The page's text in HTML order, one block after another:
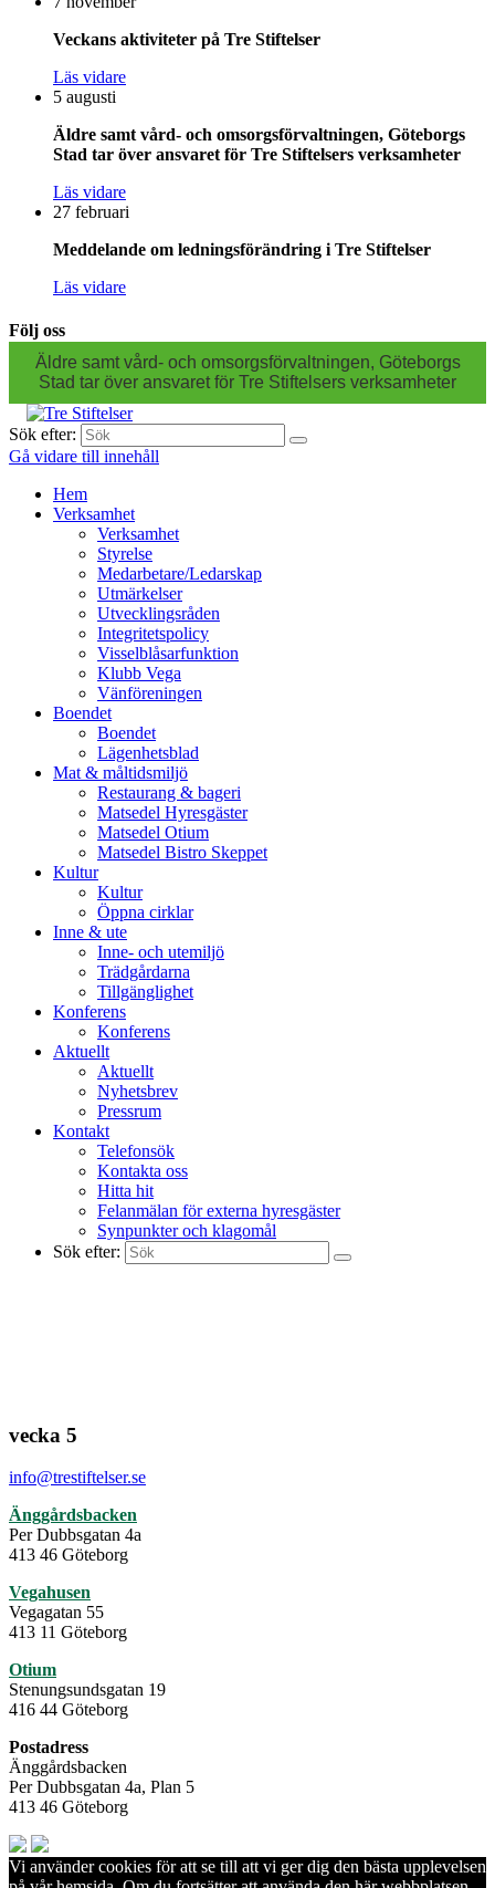
Veckans aktiviteter på Tre Stiftelser
Läs vidare
5 augusti
Äldre samt vård- och omsorgsförvaltningen, Göteborgs
Stad tar över ansvaret för Tre Stiftelsers verksamheter
Läs vidare
27 februari
Meddelande om ledningsförändring i Tre Stiftelser
Läs vidare
Följ oss
Äldre samt vård- och omsorgsförvaltningen, Göteborgs
Stad tar över ansvaret för Tre Stiftelsers verksamheter
Sök efter:
Gå vidare till innehåll
Hem
Verksamhet
Verksamhet
Styrelse
Medarbetare/Ledarskap
Utmärkelser
Utvecklingsråden
Integritetspolicy
Visselblåsarfunktion
Klubb Vega
Vänföreningen
Boendet
Boendet
Lägenhetsblad
Mat & måltidsmiljö
Restaurang & bageri
Matsedel Hyresgäster
Matsedel Otium
Matsedel Bistro Skeppet
Kultur
Kultur
Öppna cirklar
Inne & ute
Inne- och utemiljö
Trädgårdarna
Tillgänglighet
Konferens
Konferens
Aktuellt
Aktuellt
Nyhetsbrev
Pressrum
Kontakt
Telefonsök
Kontakta oss
Hitta hit
Felanmälan för externa hyresgäster
Synpunkter och klagomål
Sök efter:
vecka 5
info@trestiftelser.se
Änggårdsbacken
Per Dubbsgatan 4a
413 46 Göteborg
Vegahusen
Vegagatan 55
413 11 Göteborg
Otium
Stenungsundsgatan 19
416 44 Göteborg
Postadress
Änggårdsbacken
Per Dubbsgatan 4a, Plan 5
413 46 Göteborg
Vi använder cookies för att se till att vi ger dig den bästa upplevelsen